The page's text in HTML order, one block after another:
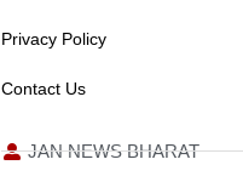
Privacy Policy
Contact Us
JAN NEWS BHARAT